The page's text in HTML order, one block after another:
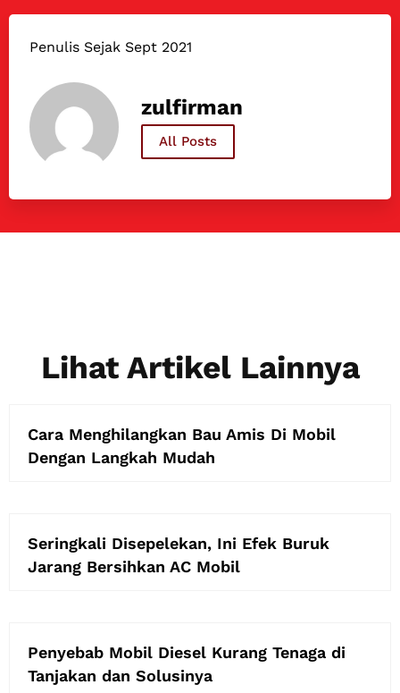
Penulis Sejak Sept 2021
zulfirman
All Posts
Lihat Artikel Lainnya
Cara Menghilangkan Bau Amis Di Mobil
Dengan Langkah Mudah
Seringkali Disepelekan, Ini Efek Buruk
Jarang Bersihkan AC Mobil
Penyebab Mobil Diesel Kurang Tenaga di
Tanjakan dan Solusinya